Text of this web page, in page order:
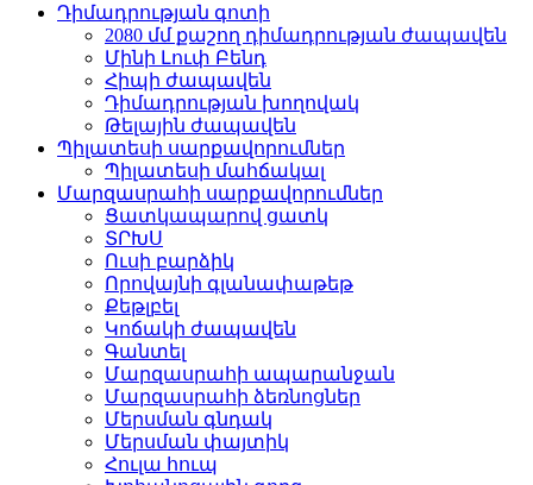
Դիմադրության գոտի
2080 մմ քաշող դիմադրության ժապավեն
Մինի Լուփ Բենդ
Հիպի ժապավեն
Դիմադրության խողովակ
Թելային ժապավեն
Պիլատեսի սարքավորումներ
Պիլատեսի մահճակալ
Մարզասրահի սարքավորումներ
Ցատկապարով ցատկ
ՏՐԽՍ
Ուսի բարձիկ
Որովայնի գլանափաթեթ
Քեթլբել
Կոճակի ժապավեն
Գանտել
Մարզասրահի ապարանջան
Մարզասրահի ձեռնոցներ
Մերսման գնդակ
Մերսման փայտիկ
Հուլա հուպ